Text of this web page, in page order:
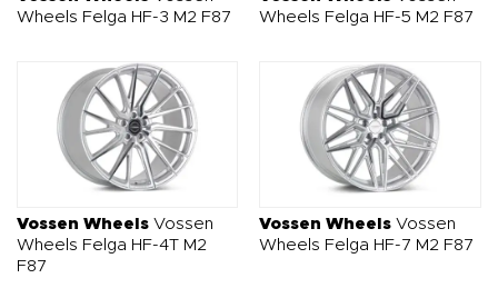
Wheels Felga HF-3 M2 F87
Wheels Felga HF-5 M2 F87
Vossen Wheels Vossen
Wheels Felga HF-4T M2
F87
Vossen Wheels Vossen
Wheels Felga HF-7 M2 F87